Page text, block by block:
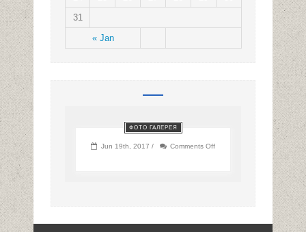
« Jan
31
ФОТО ГАЛЕРЕЯ
Jun 19th, 2017 / Comments Off